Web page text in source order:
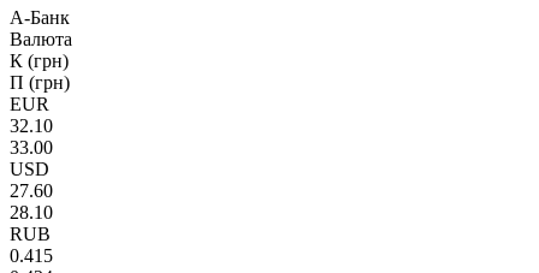
А-Банк
Валюта
К (грн)
П (грн)
EUR
32.10
33.00
USD
27.60
28.10
RUB
0.415